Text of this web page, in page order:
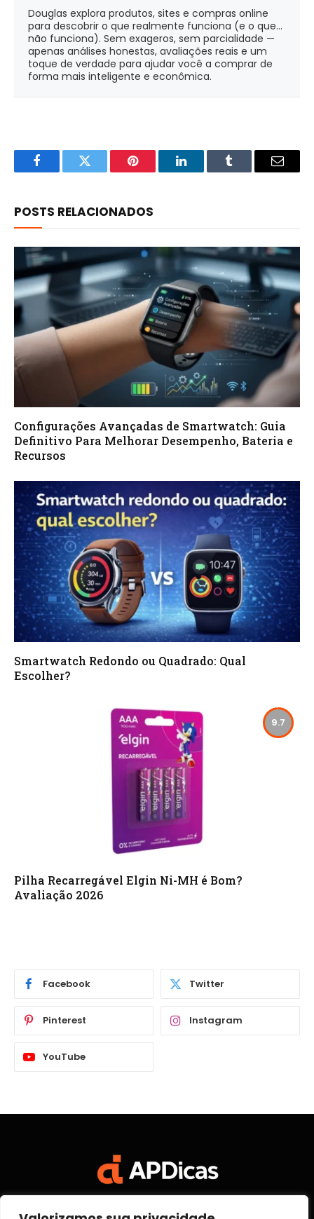
Douglas explora produtos, sites e compras online
para descobrir o que realmente funciona (e o que...
não funciona). Sem exageros, sem parcialidade —
apenas análises honestas, avaliações reais e um
toque de verdade para ajudar você a comprar de
forma mais inteligente e econômica.
FacebookTwitter Pinterest LinkedInTumblr Email
POSTS RELACIONADOS
Configurações Avançadas de Smartwatch: Guia
Definitivo Para Melhorar Desempenho, Bateria e
Recursos
Smartwatch Redondo ou Quadrado: Qual
Escolher?
9.7
Pilha Recarregável Elgin Ni-MH é Bom?
Avaliação 2026
Facebook Twitter
Pinterest Instagram
YouTube